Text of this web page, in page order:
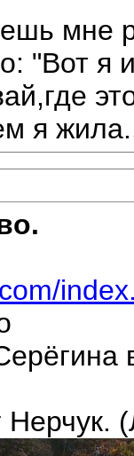
мне
"Вот я
я